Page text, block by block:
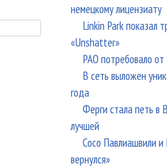
немецкому лицензиату
Linkin Park показал
«Unshatter»
РАО потребовало
В сеть выложен
года
Ферги стала петь в
лучшей
Сосо Павлиашвили
вернулся»